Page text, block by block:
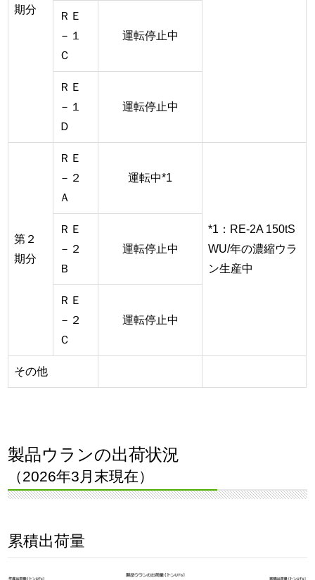
期分
ＲＥ
－１
Ｃ
運転停止中
ＲＥ
－１
Ｄ
運転停止中
第２
期分
ＲＥ
－２
Ａ
運転中*1
*1：RE-2A 150tS
WU/年の濃縮ウラ
ン生産中
ＲＥ
－２
Ｂ
運転停止中
ＲＥ
－２
Ｃ
運転停止中
その他
製品ウランの出荷状況
（2026年3月末現在）
累積出荷量